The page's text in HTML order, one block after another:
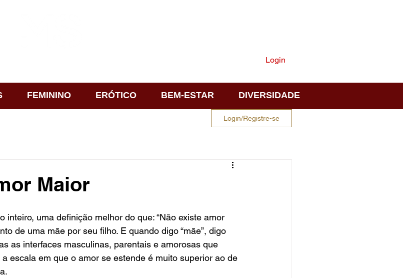
Login
FEMININO ERÓTICO BEM-ESTAR DIVERSIDADE
Login/Registre-se
Maior
inteiro, uma definição melhor do que: “Não existe amor
de uma mãe por seu filho. E quando digo “mãe”, digo
as interfaces masculinas, parentais e amorosas que
escala em que o amor se estende é muito superior ao de